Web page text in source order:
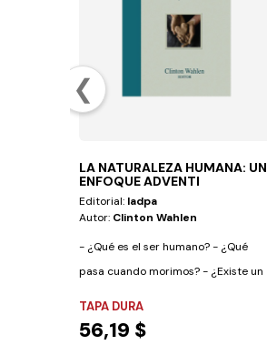
❮
LA NATURALEZA HUMANA: UN
ENFOQUE ADVENTI
Editorial: Iadpa
Autor: Clinton Wahlen
- ¿Qué es el ser humano? - ¿Qué
pasa cuando morimos? - ¿Existe un
TAPA DURA
56,19 $